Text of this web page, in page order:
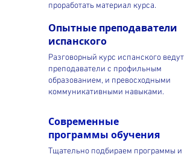
проработать материал курса.
Опытные преподаватели
испанского
Разговорный курс испанского ведут
преподаватели с профильным
образованием, и превосходными
коммуникативными навыками.
Современные
программы обучения
Тщательно подбираем программы и